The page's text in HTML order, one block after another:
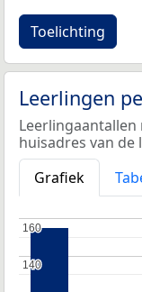
Toelichting
Leerlingen
huisadres van de
Grafiek
140
140
160
160